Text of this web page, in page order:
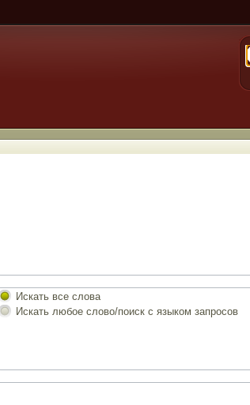
Искать все слова
Искать любое слово/поиск с языком запросов